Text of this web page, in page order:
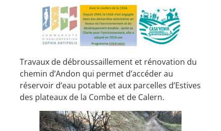
Travaux de débroussaillement et rénovation du
chemin d’Andon qui permet d’accéder au
réservoir d’eau potable et aux parcelles d’Estives
des plateaux de la Combe et de Calern.